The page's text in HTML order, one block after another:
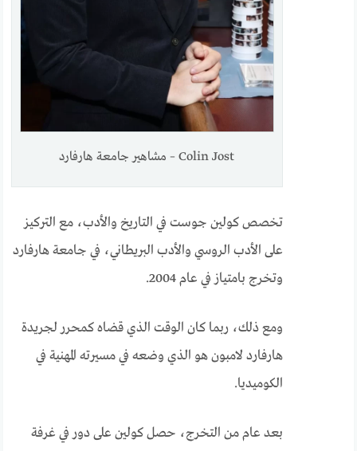
Colin Jost – مشاهير جامعة هارفارد
تخصص كولين جوست في التاريخ والأدب، مع التركيز
على الأدب الروسي والأدب البريطاني، في جامعة هارفارد
وتخرج بامتياز في عام 2004.
ومع ذلك، ربما كان الوقت الذي قضاه كمحرر لجريدة
هارفارد لامبون هو الذي وضعه في مسيرته المهنية في
الكوميديا.
بعد عام من التخرج، حصل كولين على دور في غرفة